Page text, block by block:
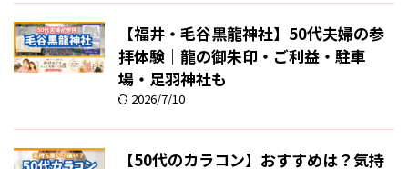
【福井・毛谷黒龍神社】50代夫婦の参
拝体験｜龍の御朱印・ご利益・駐車
場・足羽神社も
2026/7/10
【50代のカラコン】おすすめは？気持